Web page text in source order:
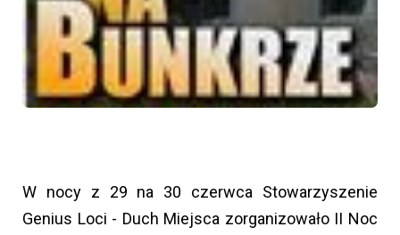
W nocy z 29 na 30 czerwca Stowarzyszenie
Genius Loci - Duch Miejsca zorganizowało II Noc